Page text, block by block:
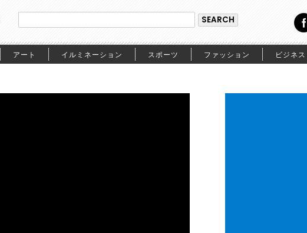
アート イルミネーション スポーツ ファッション ビジネス